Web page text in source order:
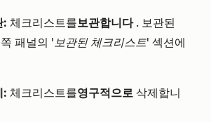
: 체크리스트를보관합니다 . 보관된
패널의 '보관된 체크리스트' 섹션에
: 체크리스트를영구적으로 삭제합니